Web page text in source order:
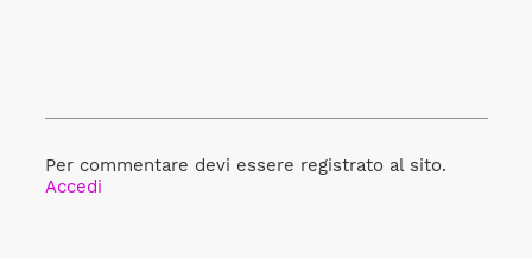
Per commentare devi essere registrato al sito.
Accedi